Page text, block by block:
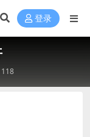
登录
118